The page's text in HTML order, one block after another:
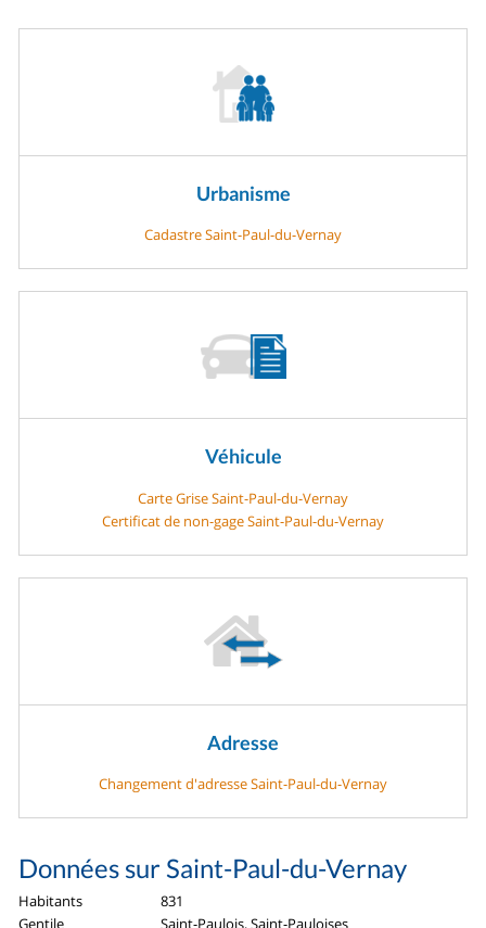
Urbanisme
Cadastre Saint-Paul-du-Vernay
Véhicule
Carte Grise Saint-Paul-du-Vernay
Certificat de non-gage Saint-Paul-du-Vernay
Adresse
Changement d'adresse Saint-Paul-du-Vernay
Données sur Saint-Paul-du-Vernay
Habitants
831
Gentile
Saint-Paulois, Saint-Pauloises